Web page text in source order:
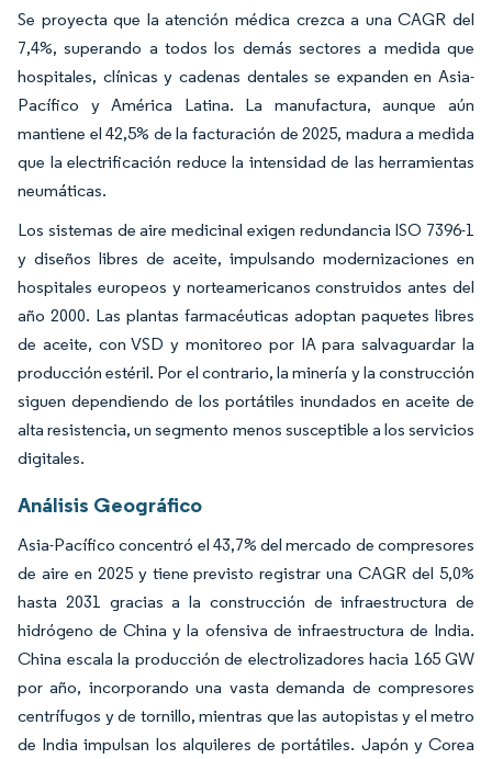
Se proyecta que la atención médica crezca a una CAGR del
7,4%, superando a todos los demás sectores a medida que
hospitales, clínicas y cadenas dentales se expanden en Asia-
Pacífico y América Latina. La manufactura, aunque aún
mantiene el 42,5% de la facturación de 2025, madura a medida
que la electrificación reduce la intensidad de las herramientas
neumáticas.
Los sistemas de aire medicinal exigen redundancia ISO 7396-1
y diseños libres de aceite, impulsando modernizaciones en
hospitales europeos y norteamericanos construidos antes del
año 2000. Las plantas farmacéuticas adoptan paquetes libres
de aceite, con VSD y monitoreo por IA para salvaguardar la
producción estéril. Por el contrario, la minería y la construcción
siguen dependiendo de los portátiles inundados en aceite de
alta resistencia, un segmento menos susceptible a los servicios
digitales.
Análisis Geográfico
Asia-Pacífico concentró el 43,7% del mercado de compresores
de aire en 2025 y tiene previsto registrar una CAGR del 5,0%
hasta 2031 gracias a la construcción de infraestructura de
hidrógeno de China y la ofensiva de infraestructura de India.
China escala la producción de electrolizadores hacia 165 GW
por año, incorporando una vasta demanda de compresores
centrífugos y de tornillo, mientras que las autopistas y el metro
de India impulsan los alquileres de portátiles. Japón y Corea